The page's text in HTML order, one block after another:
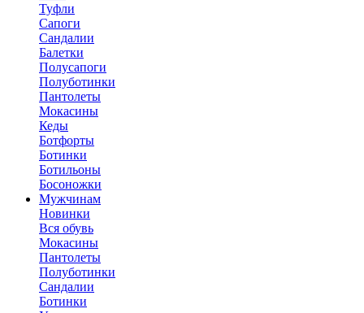
Туфли
Сапоги
Сандалии
Балетки
Полусапоги
Полуботинки
Пантолеты
Мокасины
Кеды
Ботфорты
Ботинки
Ботильоны
Босоножки
Мужчинам
Новинки
Вся обувь
Мокасины
Пантолеты
Полуботинки
Сандалии
Ботинки